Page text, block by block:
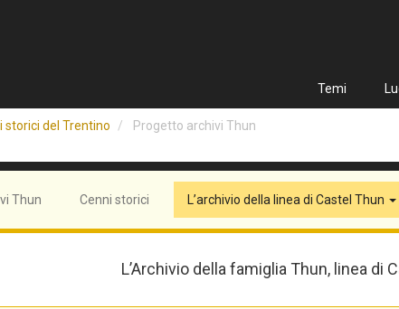
Temi
storici del Trentino Progetto archivi Thun
Thun Cenni storici L’archivio della linea di Castel Thun
L’Archivio della famiglia Thun, linea di